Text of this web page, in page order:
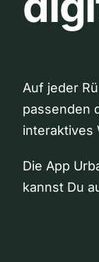
Auf jeder
passenden
interaktives
Die App
kannst Du